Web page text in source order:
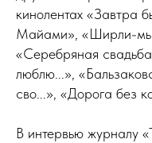
кинолентах «Завтра
Майами», «Ширли-
«Серебряная
люблю...»,
сво...», «Дорога без
В интервью журналу